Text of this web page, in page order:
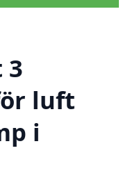
3
luft
i